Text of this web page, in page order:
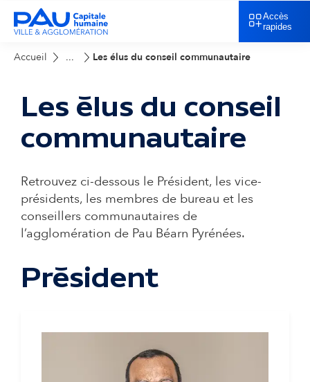
Accès
rapides
Accueil ... Les élus du conseil communautaire
Les élus du conseil
communautaire
Retrouvez ci-dessous le Président, les vice-
présidents, les membres de bureau et les
conseillers communautaires de
l’agglomération de Pau Béarn Pyrénées.
Président